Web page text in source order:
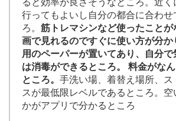
行ってもよいし自分の都合に合わせ
ろ。 筋トレマシンなど使ったこと
画で見れるのですぐに使い方が分
用のペーパーが置いてあり、自分で
は消毒ができるところ。 料金がな
ところ。 手洗い場、着替え場所、
スが最低限レベルであるところ。空
かがアプリで分かるところ